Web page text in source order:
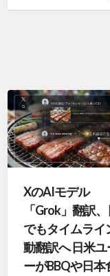
XのAIモデル
「Grok」翻訳
でもタイムライ
動翻訳へ 日米ユ
ーがBBQや日本